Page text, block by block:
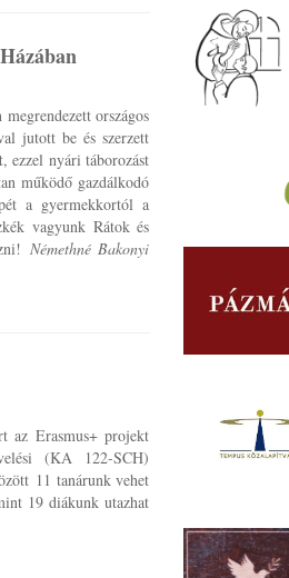
országos
jutott be és szerzett
, ezzel nyári táborozást
működő gazdálkodó
a gyermekkortól a
vagyunk Rátok és
Némethné Bakonyi
az Erasmus+ projekt
(KA 122-SCH)
11 tanárunk vehet
19 diákunk utazhat